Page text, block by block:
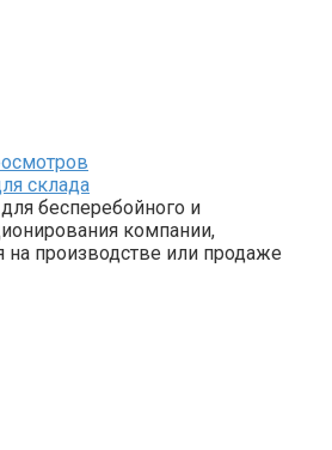
склада
бесперебойного и
компании,
производстве или продаже